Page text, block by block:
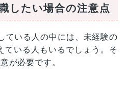
したい場合の注意点
ている人の中には、未経験の
ている人もいるでしょう。そ
が必要です。